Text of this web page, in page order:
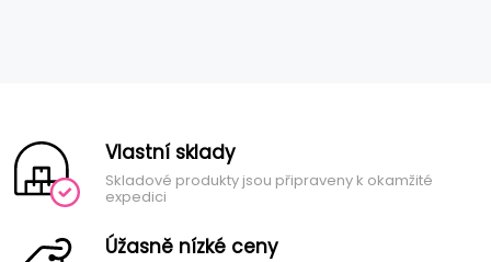
Vlastní sklady
Skladové produkty jsou připraveny k okamžité
expedici
Úžasně nízké ceny